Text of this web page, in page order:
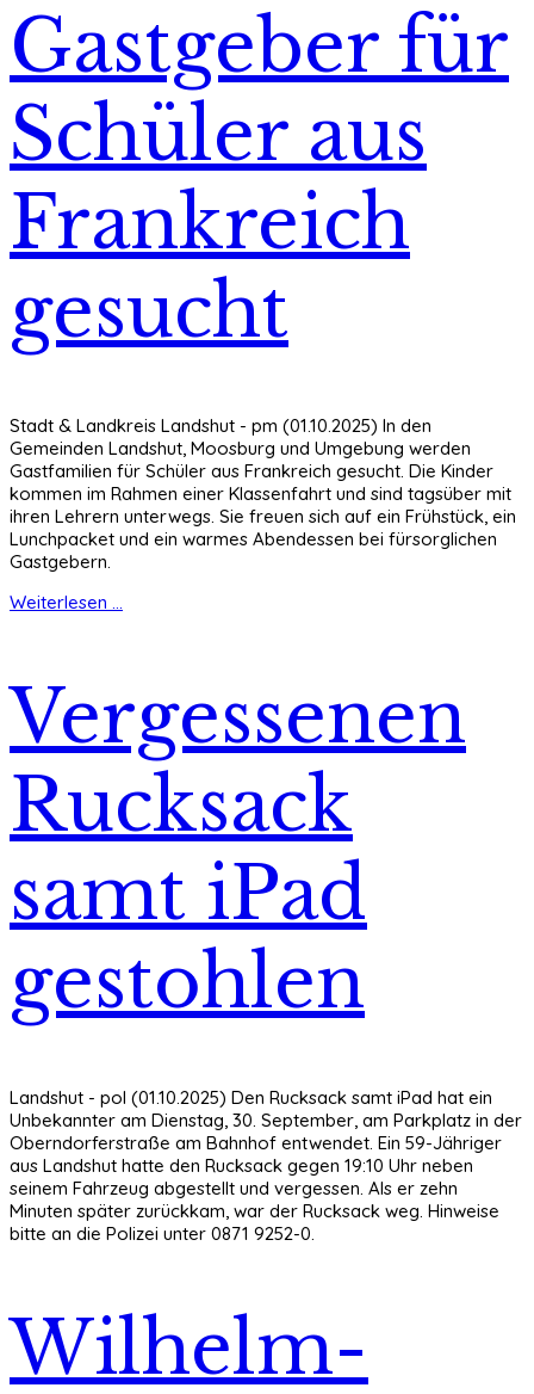
Gastgeber für
Schüler aus
Frankreich
gesucht
Stadt & Landkreis Landshut - pm (01.10.2025) In den
Gemeinden Landshut, Moosburg und Umgebung werden
Gastfamilien für Schüler aus Frankreich gesucht. Die Kinder
kommen im Rahmen einer Klassenfahrt und sind tagsüber mit
ihren Lehrern unterwegs. Sie freuen sich auf ein Frühstück, ein
Lunchpacket und ein warmes Abendessen bei fürsorglichen
Gastgebern.
Weiterlesen ...
Vergessenen
Rucksack
samt iPad
gestohlen
Landshut - pol (01.10.2025) Den Rucksack samt iPad hat ein
Unbekannter am Dienstag, 30. September, am Parkplatz in der
Oberndorferstraße am Bahnhof entwendet. Ein 59-Jähriger
aus Landshut hatte den Rucksack gegen 19:10 Uhr neben
seinem Fahrzeug abgestellt und vergessen. Als er zehn
Minuten später zurückkam, war der Rucksack weg. Hinweise
bitte an die Polizei unter 0871 9252-0.
Wilhelm-